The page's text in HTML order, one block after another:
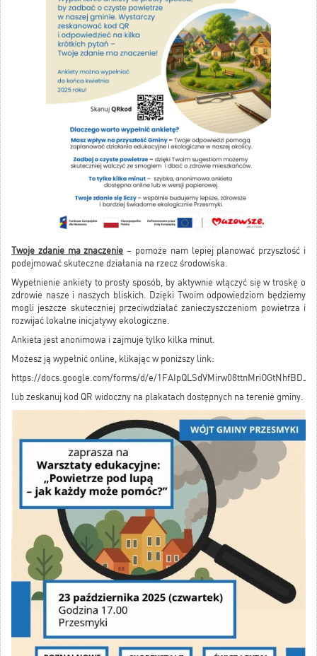
Twoje zdanie ma znaczenie – pomoże nam lepiej planować przyszłość i
podejmować skuteczne działania na rzecz środowiska.
Wypełnienie ankiety to prosty sposób, by aktywnie włączyć się w troskę o
zdrowie nasze i naszych bliskich. Dzięki Twoim odpowiedziom będziemy
mogli jeszcze skuteczniej przeciwdziałać zanieczyszczeniom powietrza i
rozwijać lokalne inicjatywy ekologiczne.
Ankieta jest anonimowa i zajmuje tylko kilka minut.
Możesz ją wypełnić online, klikając w poniższy link:
https://docs.google.com/forms/d/e/
lub zeskanuj kod QR widoczny na plakatach dostępnych na terenie gminy.